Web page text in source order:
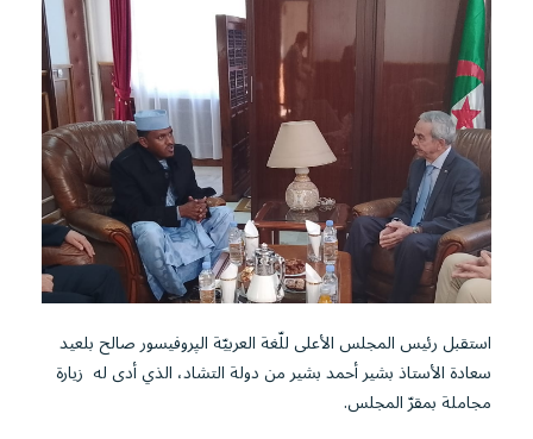
استقبل رئيس المجلس الأعلى للّغة العربيّة الپروفيسور صالح بلعيد
سعادة الأستاذ بشير أحمد بشير من دولة التشاد، الذي أدى له زيارة
مجاملة بمقرّ المجلس.